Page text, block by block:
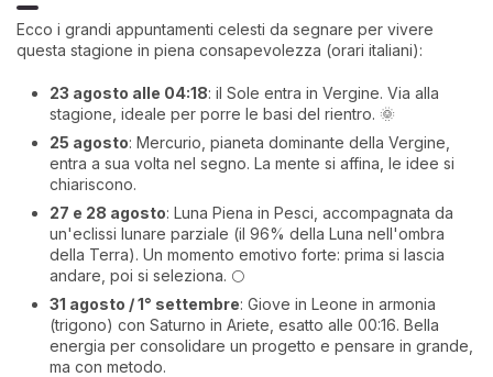
Ecco i grandi appuntamenti celesti da segnare per vivere
questa stagione in piena consapevolezza (orari italiani):
23 agosto alle 04:18: il Sole entra in Vergine. Via alla
stagione, ideale per porre le basi del rientro. 🌞
25 agosto: Mercurio, pianeta dominante della Vergine,
entra a sua volta nel segno. La mente si affina, le idee si
chiariscono.
27 e 28 agosto: Luna Piena in Pesci, accompagnata da
un'eclissi lunare parziale (il 96% della Luna nell'ombra
della Terra). Un momento emotivo forte: prima si lascia
andare, poi si seleziona. 🌕
31 agosto / 1° settembre: Giove in Leone in armonia
(trigono) con Saturno in Ariete, esatto alle 00:16. Bella
energia per consolidare un progetto e pensare in grande,
ma con metodo.